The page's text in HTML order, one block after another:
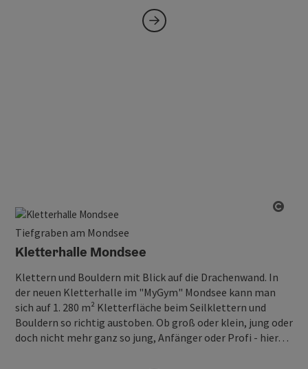
Tiefgraben am Mondsee
Kletterhalle Mondsee
Klettern und Bouldern mit Blick auf die Drachenwand. In
der neuen Kletterhalle im "MyGym" Mondsee kann man
sich auf 1. 280 m² Kletterfläche beim Seilklettern und
Bouldern so richtig austoben. Ob groß oder klein, jung oder
doch nicht mehr ganz so jung, Anfänger oder Profi - hier…